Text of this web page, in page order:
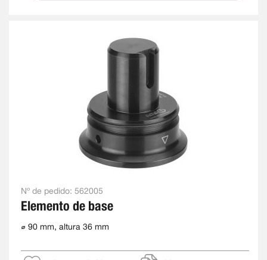
Nº de pedido: 562005
Elemento de base
⌀ 90 mm, altura 36 mm